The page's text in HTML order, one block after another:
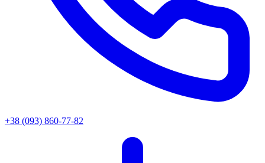
+38 (093) 860-77-82